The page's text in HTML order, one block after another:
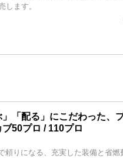
します。
」「配る」にこだわった、
50プロ / 110プロ
頼りになる、充実した装備と省燃